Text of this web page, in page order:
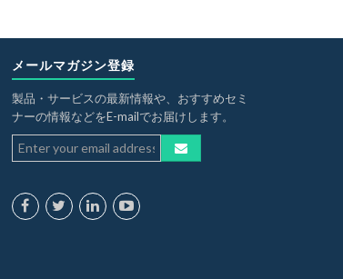
メールマガジン登録
製品・サービスの最新情報や、おすすめセミ
ナーの情報などをE-mailでお届けします。